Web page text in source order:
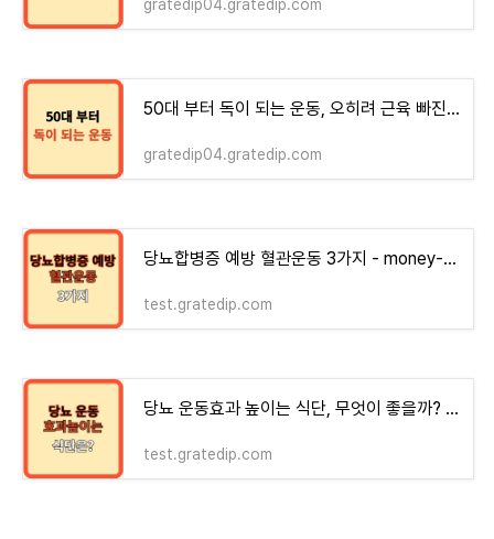
gratedip04.gratedip.com
50대 부터 독이 되는 운동, 오히려 근육 빠진다.
gratedip04.gratedip.com
당뇨합병증 예방 혈관운동 3가지 - money-health
test.gratedip.com
당뇨 운동효과 높이는 식단, 무엇이 좋을까? - money-health
test.gratedip.com